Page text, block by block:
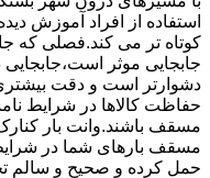
استفاده از افراد آموزش
کوتاه تر می کند.فصلی که
جابجایی موثر
دشوارتر است و دقت
حفاظت کالاها در شرایط
مسقف باشند.وانت بار کنارک
مسقف بارهای شما در
حمل کرده و صحیح و سالم